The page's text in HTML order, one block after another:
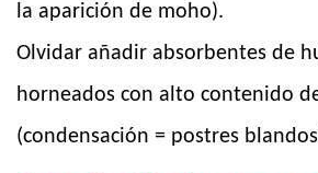
la aparición de moho).
Olvidar añadir absorbentes de
horneados con alto contenido
(condensación = postres